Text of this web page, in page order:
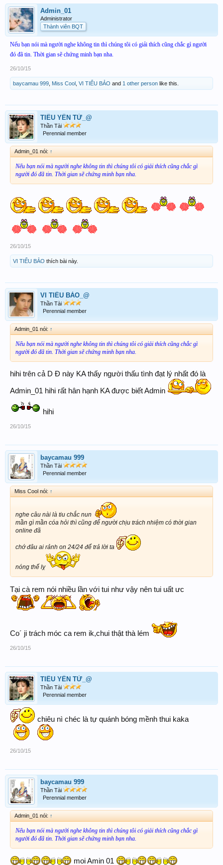
Admin_01
Administrator
Thành viên BQT
Nếu bạn nói mà người nghe không tin thì chúng tôi có giải thích cũng chắc gì người
đó đã tin. Thời gian sẽ chứng minh bạn nha.
26/10/15
baycamau 999 Miss Cool VI TIỂU BẢO and 1 other person like this.
TIỂU YẾN TỬ_@
Thần Tài
Perennial member
Admin_01 nói: ↑
Nếu bạn nói mà người nghe không tin thì chúng tôi có giải thích cũng chắc gì
người đó đã tin. Thời gian sẽ chứng minh bạn nha.
26/10/15
VI TIỂU BẢO thích bài này.
VI TIỂU BẢO_@
Thần Tài
Perennial member
Admin_01 nói: ↑
Nếu bạn nói mà người nghe không tin thì chúng tôi có giải thích cũng chắc gì
người đó đã tin. Thời gian sẽ chứng minh bạn nha.
hihi trên cả D Đ này KA thấy người thấu tình đạt lý nhất đó là
Admin_01 hihi rất hân hạnh KA được biết Admin
hihi
26/10/15
baycamau 999
Thần Tài
Perennial member
Miss Cool nói: ↑
nghe câu nài là tiu chắc nun
mần gì mần cóa hỏi thì cũng để người chịu trách nhiệm có thời gian
online đã
chớ đâu ai rảnh on 24/24 để trả lời ta
nóng thế lỵ
Tại cà rem nói nhiều lần với tui như vậy nên tui uất ưc
Co´ ji trách móc ca rem ik,chui thật thà lém
26/10/15
TIỂU YẾN TỬ_@
Thần Tài
Perennial member
chiêu nì chéc là tự quánh bóng mềnh thui kaka
26/10/15
baycamau 999
Thần Tài
Perennial member
Admin_01 nói: ↑
Nếu bạn nói mà người nghe không tin thì chúng tôi có giải thích cũng chắc gì
người đó đã tin. Thời gian sẽ chứng minh bạn nha.
moi Amin 01